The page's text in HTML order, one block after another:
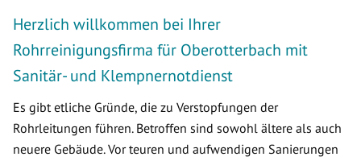
Herzlich willkommen bei Ihrer
Rohrreinigungsfirma für Oberotterbach mit
Sanitär- und Klempnernotdienst
Es gibt etliche Gründe, die zu Verstopfungen der
Rohrleitungen führen. Betroffen sind sowohl ältere als auch
neuere Gebäude. Vor teuren und aufwendigen Sanierungen